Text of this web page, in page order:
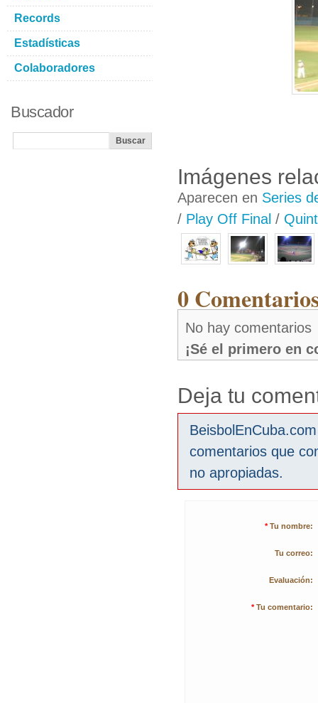
Imágenes
Aparecen en Series
/ Play Off Final /
0
No hay comentarios
¡Sé el primero en
Deja tu
comentarios que
no apropiadas.
* Tu nombre:
Tu correo:
Evaluación:
* Tu comentario:
Records
Estadísticas
Colaboradores
Buscador